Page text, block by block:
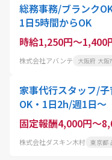
総務事務/ブランク
1日5時間からOK
時給1,250円～1,400
株式会社アバンテ 大阪府 大阪
家事代行スタッフ/
OK・1日2h/週1日〜
固定報酬4,000円～
株式会社ダスキン木村 東京都